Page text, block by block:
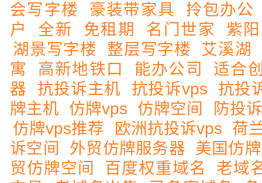
会写字楼
豪装带家具
拎包办公
户
全新 免租期 名门世家
紫
湖景写字楼
整层写字楼 艾溪湖
寓
高新地铁口 能办公司
适合
器
抗投诉主机 抗投诉vps
抗投
牌主机
仿牌vps 仿牌空间
防投
仿牌vps推荐
欧洲抗投诉vps
荷
诉空间
外贸仿牌服务器
美国仿
贸仿牌空间
百度权重域名
老域